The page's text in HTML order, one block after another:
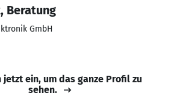
Beratung
GmbH
jetzt ein, um das ganze Profil zu
sehen.